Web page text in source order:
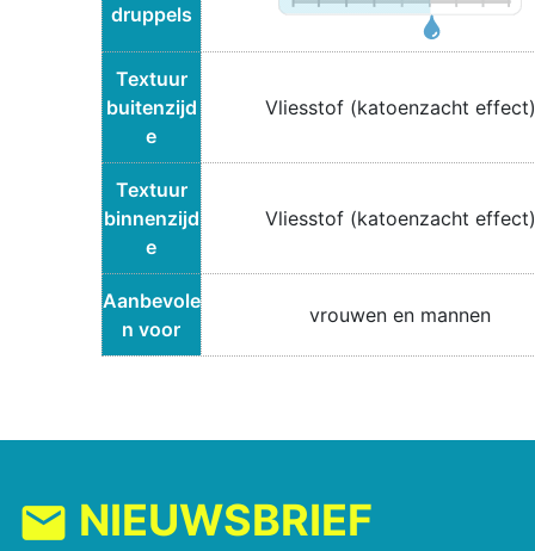
druppels
Textuur
buitenzijd
e
Vliesstof (katoenzacht effect)
Textuur
binnenzijd
e
Vliesstof (katoenzacht effect)
Aanbevole
n voor
vrouwen en mannen
mail NIEUWSBRIEF